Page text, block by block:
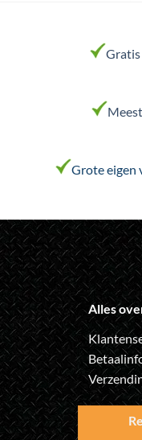
variaties.
Deze
gekozen
de
Gratis
Grote eigen
Alles